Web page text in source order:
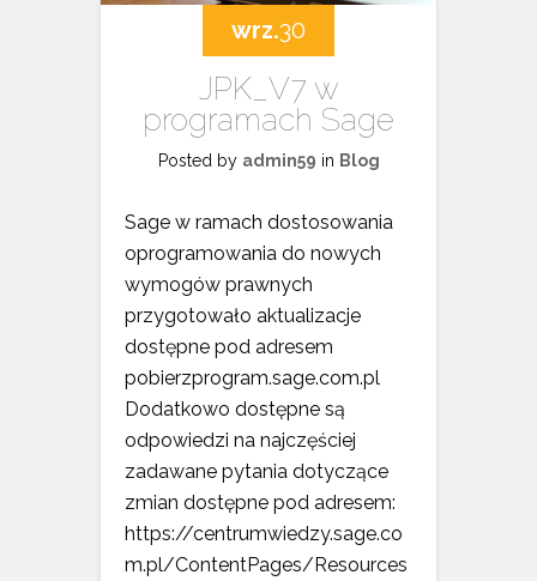
wrz.30
JPK_V7 w
programach Sage
Posted by admin59 in Blog
Sage w ramach dostosowania
oprogramowania do nowych
wymogów prawnych
przygotowało aktualizacje
dostępne pod adresem
pobierzprogram.sage.com.pl
Dodatkowo dostępne są
odpowiedzi na najczęściej
zadawane pytania dotyczące
zmian dostępne pod adresem:
https://centrumwiedzy.sage.co
m.pl/ContentPages/Resources